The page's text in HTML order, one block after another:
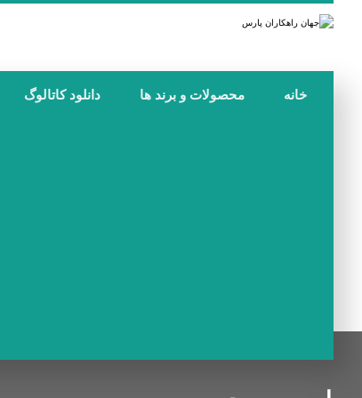
خانه محصولات و برند ها دانلود کاتالوگ